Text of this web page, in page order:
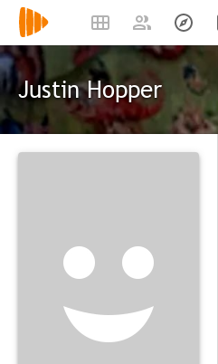
Justin Hopper